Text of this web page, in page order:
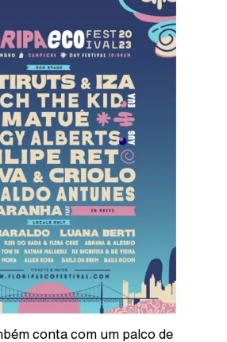
conta com um palco de